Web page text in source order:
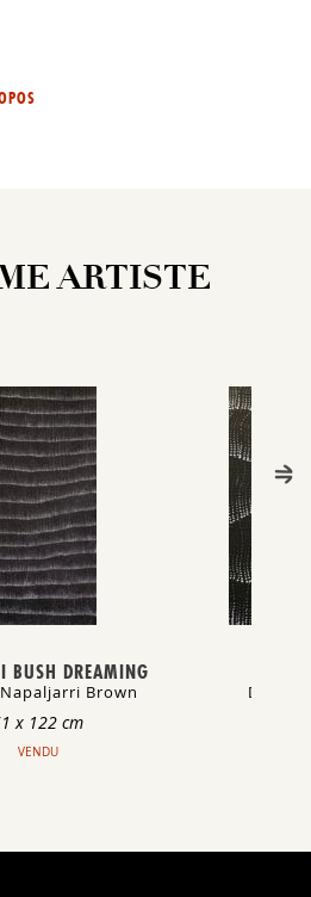
ARTISTE
BUSH DREAMING
Brown
x 122 cm
VENDU